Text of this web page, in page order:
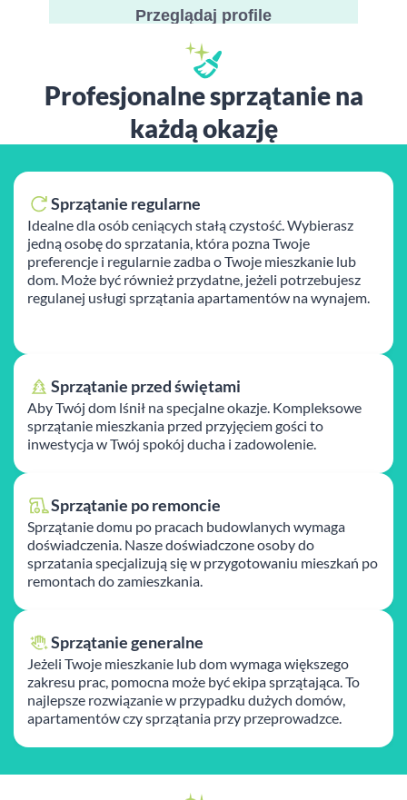
Przeglądaj profile
Profesjonalne sprzątanie na
każdą okazję
Sprzątanie regularne
Idealne dla osób ceniących stałą czystość. Wybierasz
jedną osobę do sprzatania, która pozna Twoje
preferencje i regularnie zadba o Twoje mieszkanie lub
dom. Może być również przydatne, jeżeli potrzebujesz
regulanej usługi sprzątania apartamentów na wynajem.
Sprzątanie przed świętami
Aby Twój dom lśnił na specjalne okazje. Kompleksowe
sprzątanie mieszkania przed przyjęciem gości to
inwestycja w Twój spokój ducha i zadowolenie.
Sprzątanie po remoncie
Sprzątanie domu po pracach budowlanych wymaga
doświadczenia. Nasze doświadczone osoby do
sprzatania specjalizują się w przygotowaniu mieszkań po
remontach do zamieszkania.
Sprzątanie generalne
Jeżeli Twoje mieszkanie lub dom wymaga większego
zakresu prac, pomocna może być ekipa sprzątająca. To
najlepsze rozwiązanie w przypadku dużych domów,
apartamentów czy sprzątania przy przeprowadzce.